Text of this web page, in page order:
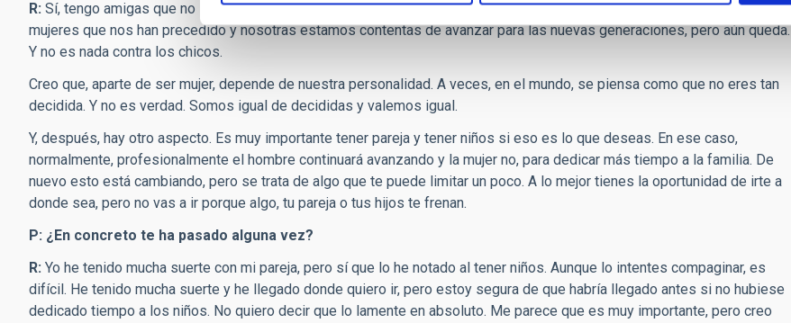
R: Sí, tengo amigas que no siguieron su carrera porque se casaron. Creo que hemos avanzado mucho gracias a las
mujeres que nos han precedido y nosotras estamos contentas de avanzar para las nuevas generaciones, pero aún queda.
Y no es nada contra los chicos.
Creo que, aparte de ser mujer, depende de nuestra personalidad. A veces, en el mundo, se piensa como que no eres tan
decidida. Y no es verdad. Somos igual de decididas y valemos igual.
Y, después, hay otro aspecto. Es muy importante tener pareja y tener niños si eso es lo que deseas. En ese caso,
normalmente, profesionalmente el hombre continuará avanzando y la mujer no, para dedicar más tiempo a la familia. De
nuevo esto está cambiando, pero se trata de algo que te puede limitar un poco. A lo mejor tienes la oportunidad de irte a
donde sea, pero no vas a ir porque algo, tu pareja o tus hijos te frenan.
P: ¿En concreto te ha pasado alguna vez?
R: Yo he tenido mucha suerte con mi pareja, pero sí que lo he notado al tener niños. Aunque lo intentes compaginar, es
difícil. He tenido mucha suerte y he llegado donde quiero ir, pero estoy segura de que habría llegado antes si no hubiese
dedicado tiempo a los niños. No quiero decir que lo lamente en absoluto. Me parece que es muy importante, pero creo